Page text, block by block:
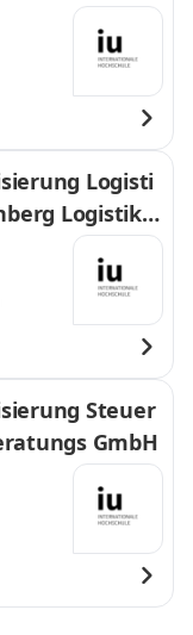
Logisti
Logistik G
Steuer
GmbH